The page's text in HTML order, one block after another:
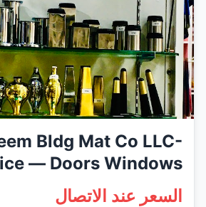
Bldg Mat Co LLC-
— Doors Windows
Frames in ...
السعر عند الاتصال